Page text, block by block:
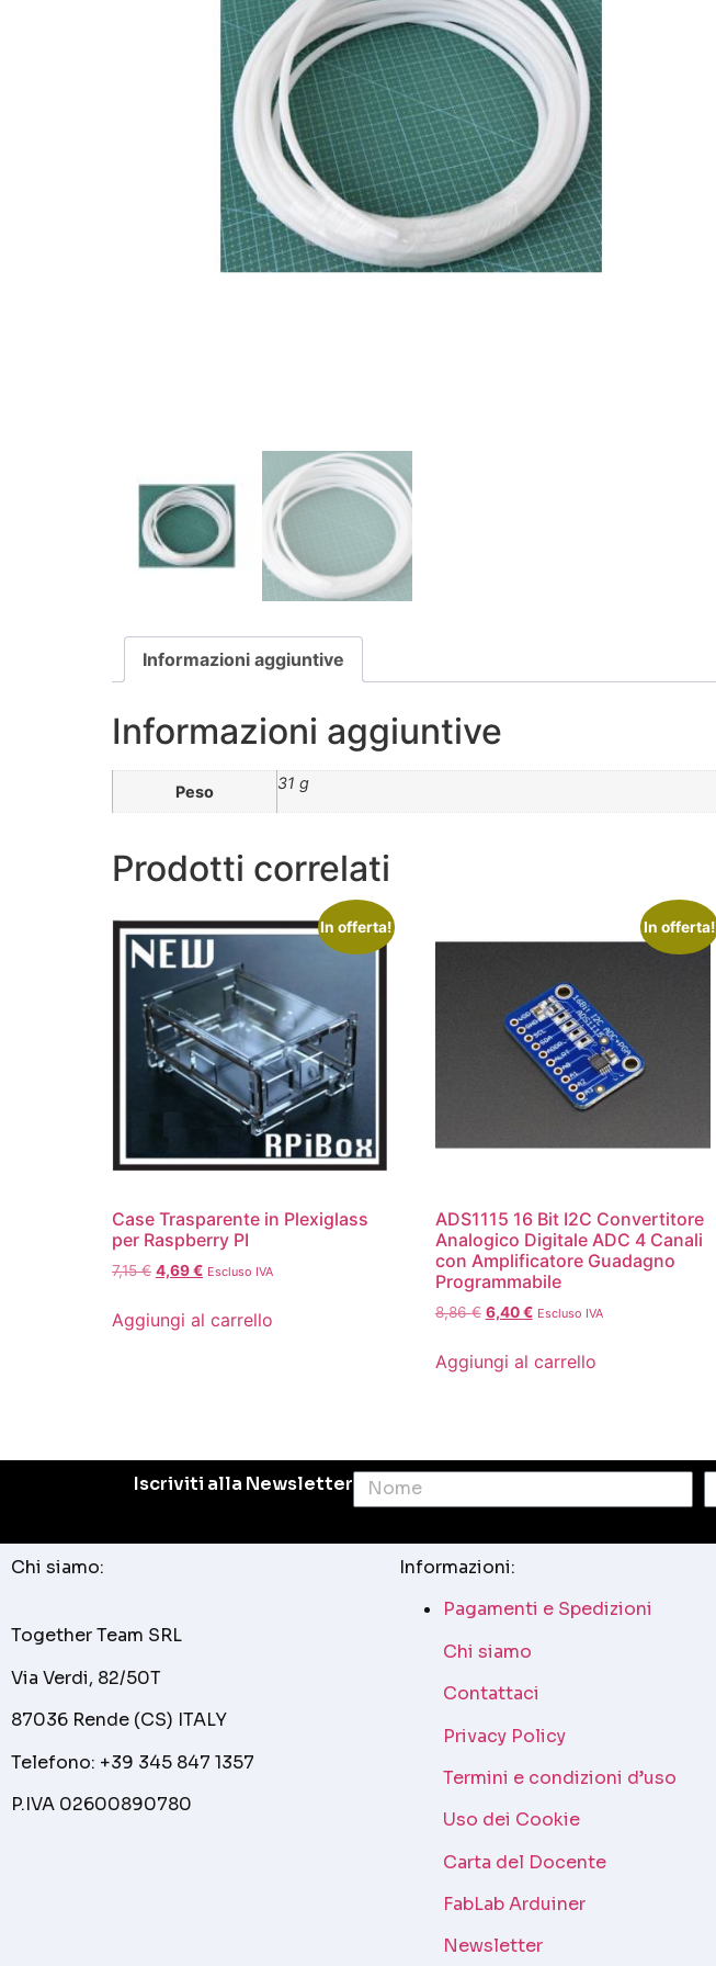
Informazioni aggiuntive
Informazioni aggiuntive
Peso 31 g
Prodotti correlati
In offerta!
Case Trasparente in Plexiglass
per Raspberry PI
7,15€ 4,69€ Escluso IVA
Aggiungi al carrello
In offerta!
ADS1115 16 Bit I2C Convertitore
Analogico Digitale ADC 4 Canali
con Amplificatore Guadagno
Programmabile
8,86€ 6,40€ Escluso IVA
Aggiungi al carrello
Iscriviti alla Newsletter
Chi siamo:
Together Team SRL
Via Verdi, 82/50T
87036 Rende (CS) ITALY
Telefono: +39 345 847 1357
P.IVA 02600890780
Informazioni:
Pagamenti e Spedizioni
Chi siamo
Contattaci
Privacy Policy
Termini e condizioni d’uso
Uso dei Cookie
Carta del Docente
FabLab Arduiner
Newsletter